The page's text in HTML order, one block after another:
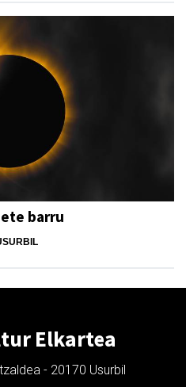
barru
Elkartea
- 20170 Usurbil